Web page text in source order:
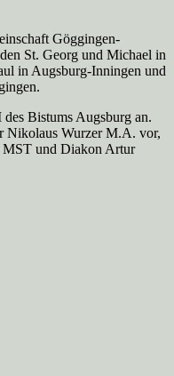
Göggingen-
St. Georg und Michael in
in Augsburg-Inningen und
Bistums Augsburg an.
Nikolaus Wurzer M.A. vor,
MST und Diakon Artur